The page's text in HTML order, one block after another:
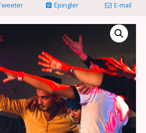
Épingler E-mail